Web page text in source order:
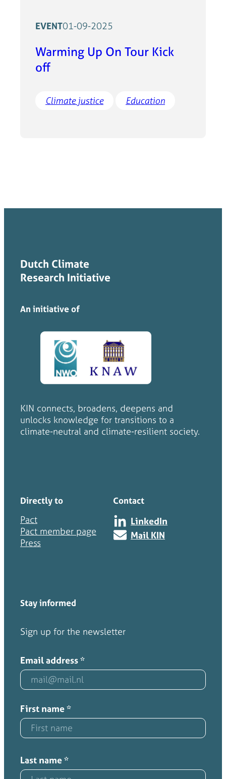
EVENT01-09-2025
Warming Up On Tour Kick
off
Climate justice Education
Dutch Climate
Research Initiative
An initiative of
KIN connects, broadens, deepens and
unlocks knowledge for transitions to a
climate-neutral and climate-resilient society.
Directly to
Pact
Pact member page
Press
Contact
LinkedIn
Mail KIN
Stay informed
Sign up for the newsletter
Email address*
First name*
Last name*